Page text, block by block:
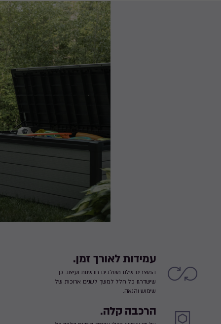
עמידות לאורך זמן.
המוצרים שלנו משלבים חדשנות ועיצוב כך
שישדרגו כל חלל למשך לשנים ארוכות של
שימוש והנאה.
הרכבה קלה.